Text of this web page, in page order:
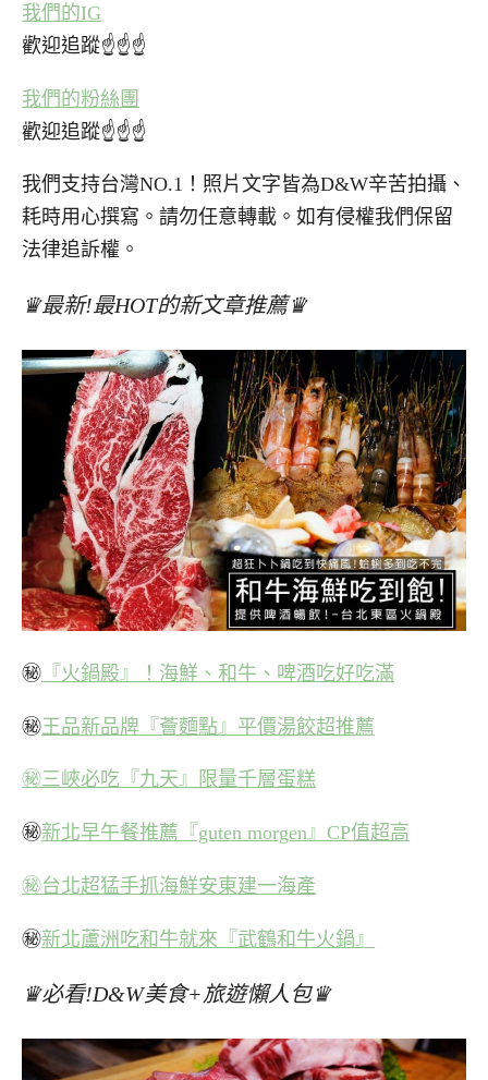
我們的IG
歡迎追蹤☝☝☝
我們的粉絲團
歡迎追蹤☝☝☝
我們支持台灣NO.1！照片文字皆為D&W辛苦拍攝、
耗時用心撰寫。請勿任意轉載。如有侵權我們保留
法律追訴權。
♛最新!最HOT的新文章推薦♛
㊙ 『火鍋殿』！海鮮、和牛、啤酒吃好吃滿
㊙王品新品牌『薈麵點』平價湯餃超推薦
㊙三峽必吃『九天』限量千層蛋糕
㊙新北早午餐推薦『guten morgen』CP值超高
㊙台北超猛手抓海鮮安東建一海產
㊙新北蘆洲吃和牛就來『武鶴和牛火鍋』
♛必看!D&W美食+旅遊懶人包♛